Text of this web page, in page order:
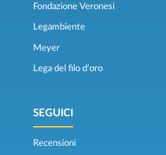
Fondazione Veronesi
Legambiente
Meyer
Lega del filo d’oro
SEGUICI
Recensioni